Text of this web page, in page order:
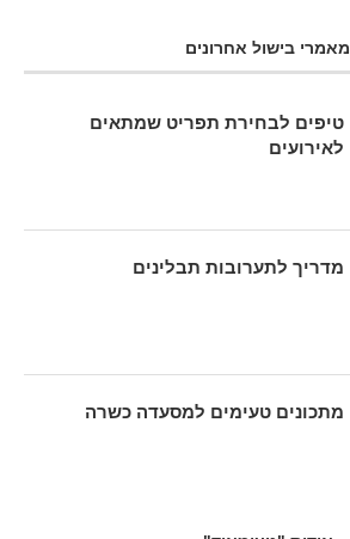
מאמרי בישול אחרונים
טיפים לבחירת תפריט שמתאים
לאירועים
מדריך לתערובות תבלינים
מתכונים טעימים למסעדה כשרה